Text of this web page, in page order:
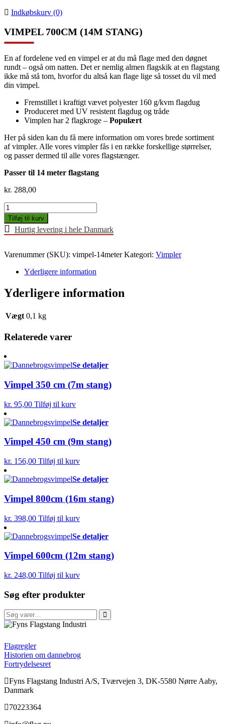
Indkøbskurv (0)
VIMPEL 700CM (14M STANG)
En af fordelene ved en vimpel er at du må flage med den døgnet
rundt – også om natten. Det er nemlig almen flagskik at en flagstang
ikke må stå tom, hvorfor du altså kan flage lige så tosset du vil med
din vimpel.
Fremstillet i kraftigt vævet polyester 160 g/kvm flagdug
Produceret med UV resistent flagdug og tråde
Vimplen har 2 flagkroge – Populært
Her på siden kan du få mere information om vores brede sortiment
af vimpler. Alle vores vimpler fås i en række forskellige størrelser,
og passer dermed til alle vores flagstænger.
Passer til 14 meter flagstang
kr. 288,00
Vimpel
700cm
(14m
stang)
Tilføj til kurv
Hurtig levering i hele Danmark
Varenummer (SKU): vimpel-14meter Kategori: Vimpler
Yderligere information
Yderligere information
Vægt 0,1 kg
Relaterede varer
Se detaljer
Vimpel 350 cm (7m stang)
kr. 95,00 Tilføj til kurv
Se detaljer
Vimpel 450 cm (9m stang)
kr. 156,00 Tilføj til kurv
Se detaljer
Vimpel 800cm (16m stang)
kr. 398,00 Tilføj til kurv
Se detaljer
Vimpel 600cm (12m stang)
kr. 248,00 Tilføj til kurv
Søg efter produkter
Søg
efter:
FFI
Flagregler
Historien om dannebrog
Fortrydelsesret
Fyns Flagstang Industri A/S, Tværvejen 3, DK-5580 Nørre Aaby,
Danmark
70223364